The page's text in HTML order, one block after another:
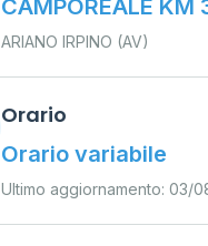
CAMPOREALE
ARIANO IRPINO (AV)
Orario
Orario variabile
Ultimo aggiornamento: 03/